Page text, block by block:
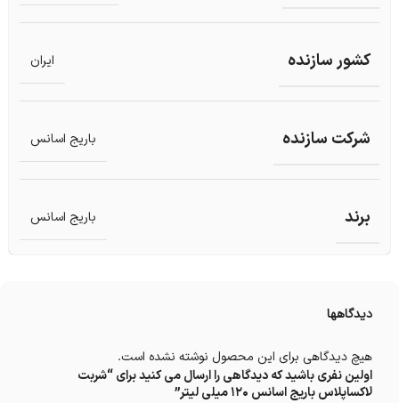
کشور سازنده ایران
شرکت سازنده باریج اسانس
برند باریج اسانس
دیدگاهها
هیچ دیدگاهی برای این محصول نوشته نشده است.
اولین نفری باشید که دیدگاهی را ارسال می کنید برای “شربت
لاکساپلاس باریج اسانس 120 میلی لیتر”